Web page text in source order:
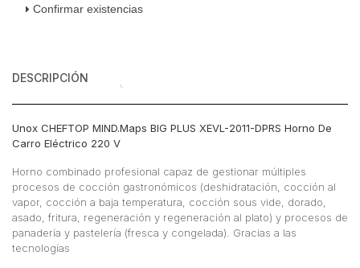
220 Confirmar existencias
DESCRIPCIÓN
Unox CHEFTOP MIND.Maps BIG PLUS XEVL-2011-DPRS Horno De
Carro Eléctrico 220 V
Horno combinado profesional capaz de gestionar múltiples
procesos de cocción gastronómicos (deshidratación, cocción al
vapor, cocción a baja temperatura, cocción sous vide, dorado,
asado, fritura, regeneración y regeneración al plato) y procesos de
panadería y pastelería (fresca y congelada). Gracias a las
tecnologías